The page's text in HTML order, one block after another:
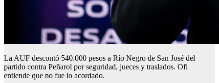
La AUF descontó 540.000 pesos a Río Negro de San José del
partido contra Peñarol por seguridad, jueces y traslados. Ofi
entiende que no fue lo acordado.